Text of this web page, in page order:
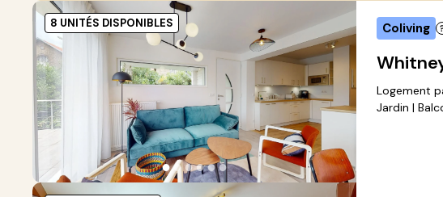
●●●●●●
8 UNITÉS DISPONIBLES Coliving
Logement
Jardin |